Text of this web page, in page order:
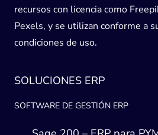
recursos con licencia como
Pexels, y se utilizan conforme a
condiciones de uso.
SOLUCIONES ERP
SOFTWARE DE GESTIÓN ERP